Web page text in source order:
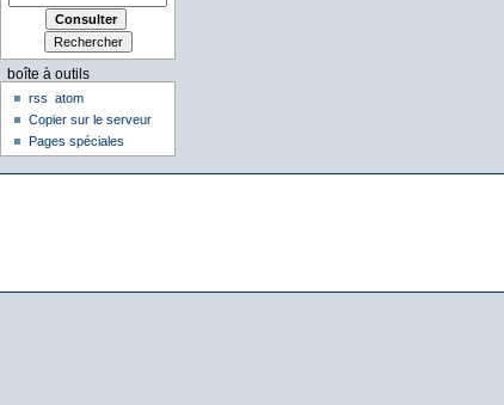
boîte à outils
rss
atom
Copier sur le serveur
Pages spéciales